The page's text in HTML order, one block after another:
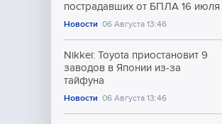
пострадавших от БПЛА 16 июля
Новости 06 Августа 13:46
Nikkei: Toyota приостановит 9
заводов в Японии из-за
тайфуна
Новости 06 Августа 13:46